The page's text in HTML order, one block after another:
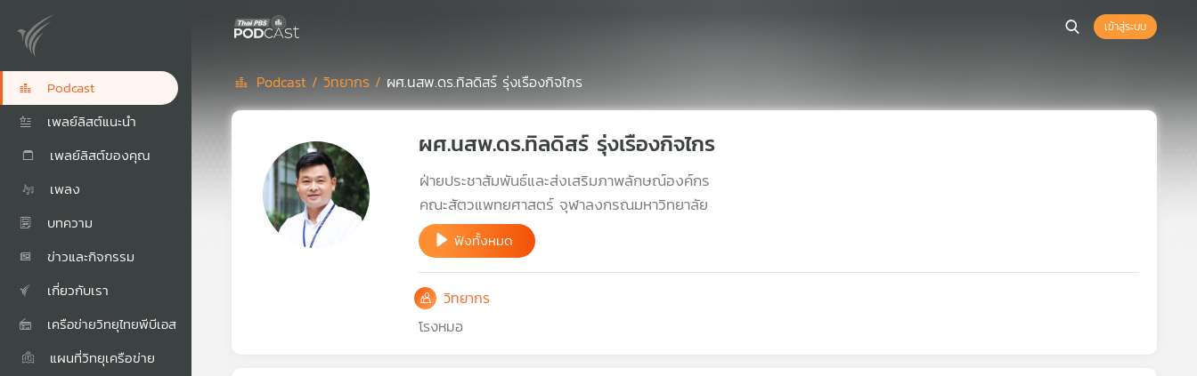
Podcast
เพลย์ลิสต์แนะนำ
เพลย์ลิสต์ของคุณ
เพลง
บทความ
ข่าวและกิจกรรม
เกี่ยวกับเรา
เครือข่ายวิทยุไทยพีบีเอส
แผนที่วิทยุเครือข่าย
เข้าสู่ระบบ
Podcast / วิทยากร / ผศ.นสพ.ดร.ทิลดิสร์ รุ่งเรืองกิจไกร
ผศ.นสพ.ดร.ทิลดิสร์ รุ่งเรืองกิจไกร
ฝ่ายประชาสัมพันธ์และส่งเสริมภาพลักษณ์องค์กร
คณะสัตวแพทยศาสตร์ จุฬาลงกรณมหาวิทยาลัย
ฟังทั้งหมด
วิทยากร
โรงหมอ